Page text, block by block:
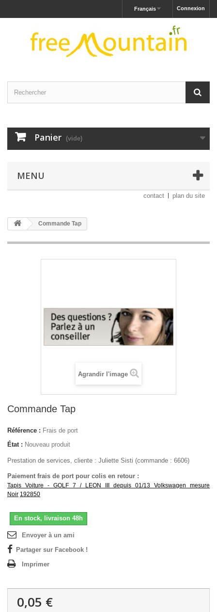
Connexion
Français
Panier (vide)
MENU
contact plan du site
Commande Tap
Agrandir l'image
Commande Tap
Référence : Frais de port
État : Nouveau produit
Prestation de services, cliente : Juliette Sisti (commande : 6606)
Paiement frais de port pour colis en retour :
Tapis Voiture - GOLF 7 / LEON III depuis 01/13 Volkswagen mesure
Noir 192850
En stock, livraison 48h
Envoyer à un ami
Partager sur Facebook !
Imprimer
0,05 €